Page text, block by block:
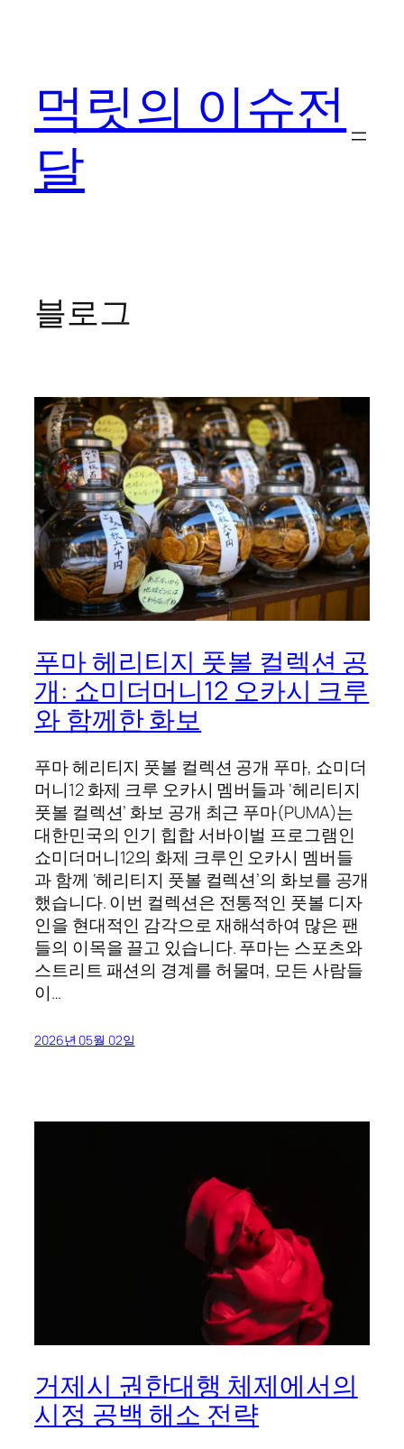
먹릿의 이슈전
달
블로그
푸마 헤리티지 풋볼 컬렉션 공
개: 쇼미더머니12 오카시 크루
와 함께한 화보
푸마 헤리티지 풋볼 컬렉션 공개 푸마, 쇼미더
머니12 화제 크루 오카시 멤버들과 ‘헤리티지
풋볼 컬렉션’ 화보 공개 최근 푸마(PUMA)는
대한민국의 인기 힙합 서바이벌 프로그램인
쇼미더머니12의 화제 크루인 오카시 멤버들
과 함께 ‘헤리티지 풋볼 컬렉션’의 화보를 공개
했습니다. 이번 컬렉션은 전통적인 풋볼 디자
인을 현대적인 감각으로 재해석하여 많은 팬
들의 이목을 끌고 있습니다. 푸마는 스포츠와
스트리트 패션의 경계를 허물며, 모든 사람들
이…
2026년 05월 02일
거제시 권한대행 체제에서의
시정 공백 해소 전략